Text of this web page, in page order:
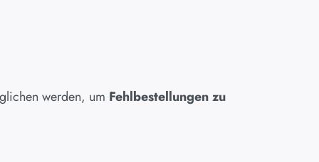
werden, um Fehlbestellungen zu